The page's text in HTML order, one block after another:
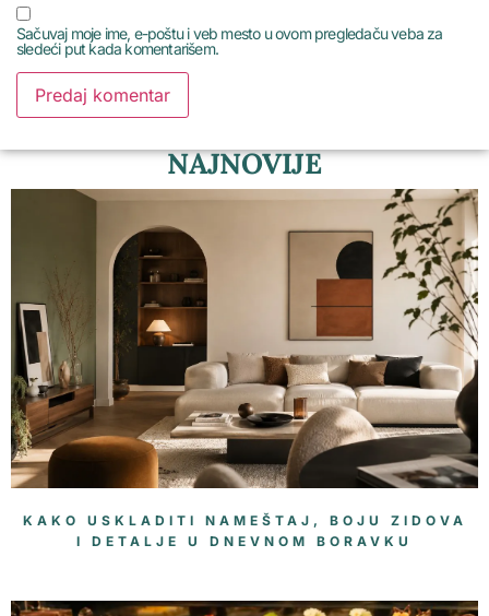
Sačuvaj moje ime, e-poštu i veb mesto u ovom pregledaču veba za
sledeći put kada komentarišem.
NAJNOVIJE
KAKO USKLADITI NAMEŠTAJ, BOJU ZIDOVA
I DETALJE U DNEVNOM BORAVKU